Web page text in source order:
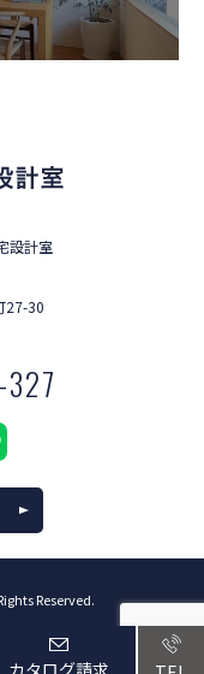
設計室
27-30
Reserved.
カタログ請求